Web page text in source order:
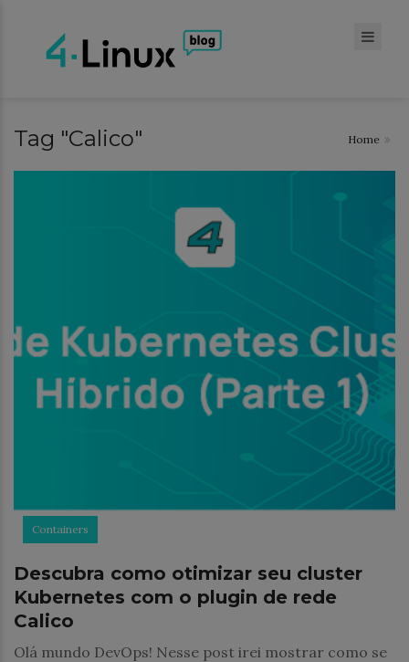
Tag "Calico" Home
Containers
Descubra como otimizar seu cluster
Kubernetes com o plugin de rede
Calico
Olá mundo DevOps! Nesse post irei mostrar como se